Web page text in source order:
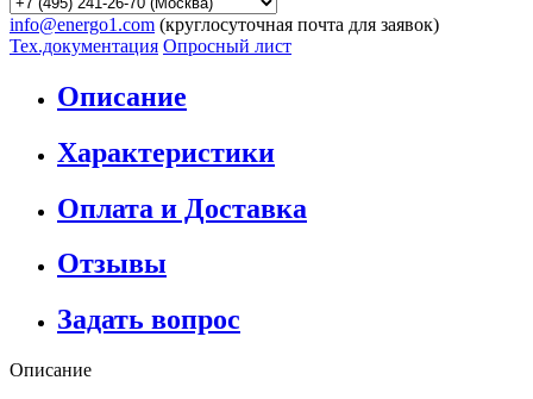
info@energo1.com (круглосуточная почта для заявок)
Тех.документация Опросный лист
Описание
Характеристики
Оплата и Доставка
Отзывы
Задать вопрос
Описание